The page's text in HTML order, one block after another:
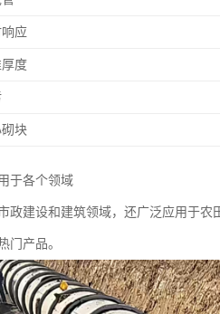
应
度
块
于各个领域
政建设和建筑领域，还广泛应用于
门产品。